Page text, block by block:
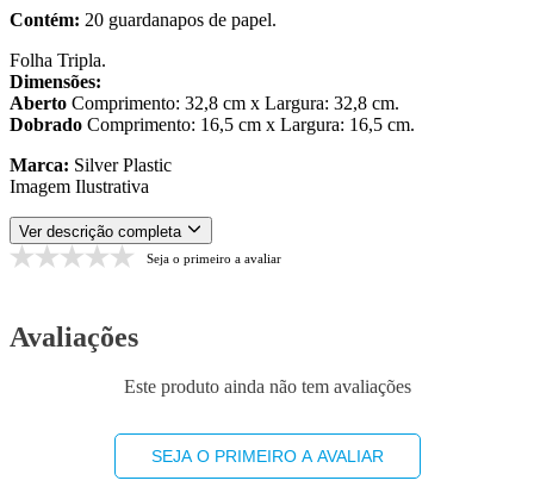
Contém: 20 guardanapos de papel.
Folha Tripla.
Dimensões:
Aberto Comprimento: 32,8 cm x Largura: 32,8 cm.
Dobrado Comprimento: 16,5 cm x Largura: 16,5 cm.
Marca: Silver Plastic
Imagem Ilustrativa
Ver descrição completa
Seja o primeiro a avaliar
Avaliações
Este produto ainda não tem avaliações
SEJA O PRIMEIRO A AVALIAR